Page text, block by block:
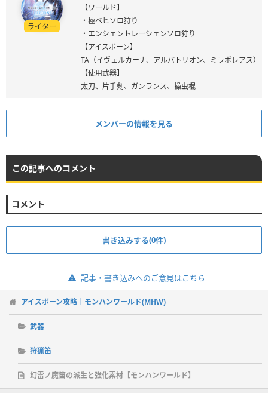
ライター
【ワールド】
・極ベヒソロ狩り
・エンシェントレーシェンソロ狩り
【アイスボーン】
TA（イヴェルカーナ、アルバトリオン、ミラボレアス）
【使用武器】
太刀、片手剣、ガンランス、操虫棍
メンバーの情報を見る
この記事へのコメント
コメント
書き込みする(0件)
記事・書き込みへのご意見はこちら
アイスボーン攻略｜モンハンワールド(MHW)
武器
狩猟笛
幻雷ノ魔笛の派生と強化素材【モンハンワールド】